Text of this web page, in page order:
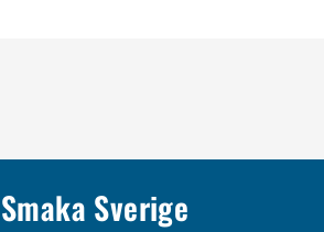
Smaka Sverige